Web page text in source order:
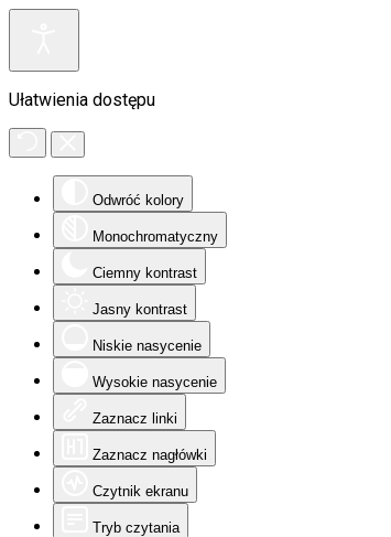
Ułatwienia dostępu
Odwróć kolory
Monochromatyczny
Ciemny kontrast
Jasny kontrast
Niskie nasycenie
Wysokie nasycenie
Zaznacz linki
Zaznacz nagłówki
Czytnik ekranu
Tryb czytania